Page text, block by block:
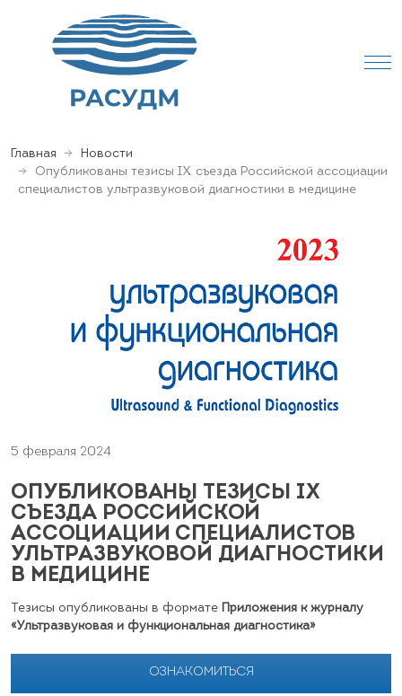
Главная
Новости
Опубликованы тезисы IX съезда Российской ассоциации
специалистов ультразвуковой диагностики в медицине
5 февраля 2024
ОПУБЛИКОВАНЫ ТЕЗИСЫ IX
СЪЕЗДА РОССИЙСКОЙ
АССОЦИАЦИИ СПЕЦИАЛИСТОВ
УЛЬТРАЗВУКОВОЙ ДИАГНОСТИКИ
В МЕДИЦИНЕ
Тезисы опубликованы в формате Приложения к журналу
«Ультразвуковая и функциональная диагностика»
ОЗНАКОМИТЬСЯ